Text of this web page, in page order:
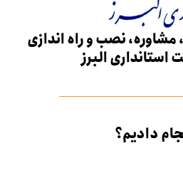
مشاوره، نصب و راه اندازی
البرز
دادیم؟